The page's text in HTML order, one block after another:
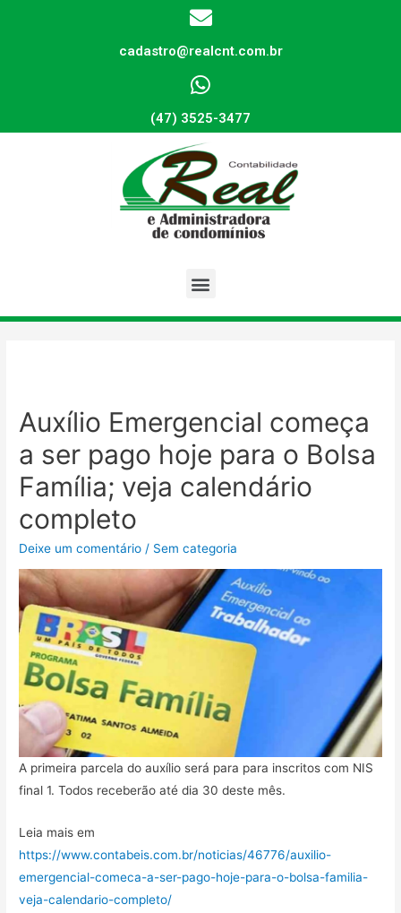
cadastro@realcnt.com.br
(47) 3525-3477
Auxílio Emergencial começa
a ser pago hoje para o Bolsa
Família; veja calendário
completo
Deixe um comentário / Sem categoria
A primeira parcela do auxílio será para para inscritos com NIS
final 1. Todos receberão até dia 30 deste mês.
Leia mais em
https://www.contabeis.com.br/noticias/46776/auxilio-
emergencial-comeca-a-ser-pago-hoje-para-o-bolsa-familia-
veja-calendario-completo/